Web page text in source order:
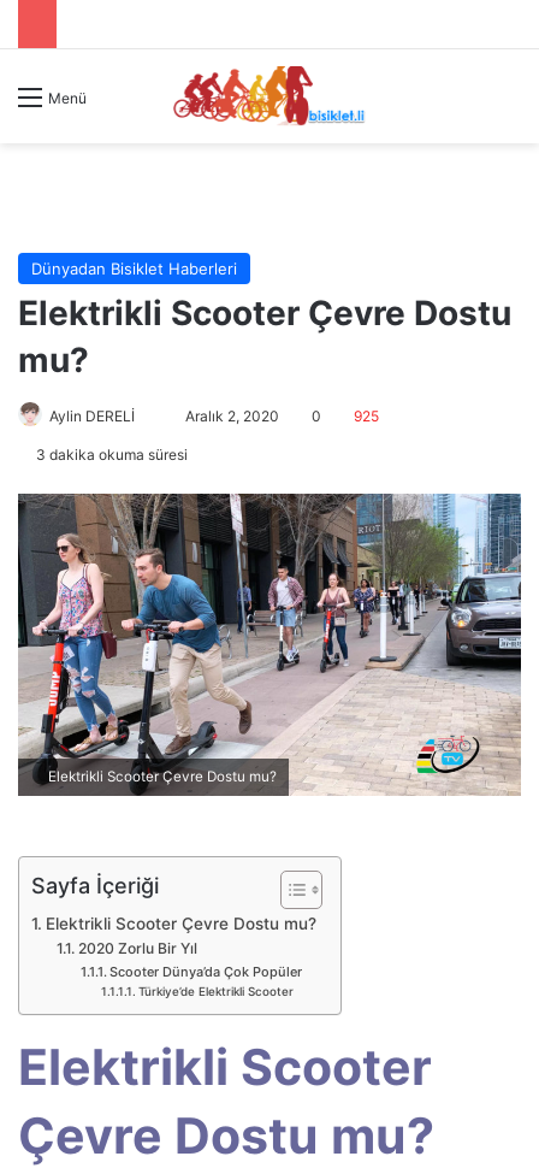
Menü
Dünyadan Bisiklet Haberleri
Elektrikli Scooter Çevre Dostu
mu?
Aylin DERELİ
e
-
p
o
s
t
a
g
ö
n
d
m
k
Aralık 2, 2020 0 925
3 dakika okuma süresi
Elektrikli Scooter Çevre Dostu mu?
Sayfa İçeriği
Elektrikli Scooter Çevre Dostu mu?
2020 Zorlu Bir Yıl
Scooter Dünya’da Çok Popüler
Türkiye’de Elektrikli Scooter
Elektrikli Scooter
Çevre Dostu mu?